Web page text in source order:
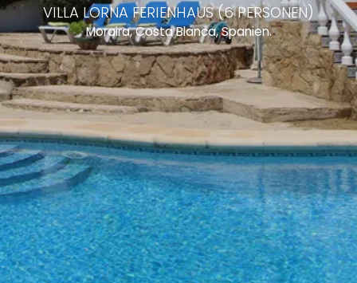
VILLA LORNA FERIENHAUS (6 PERSONEN)
Moraira, Costa Blanca, Spanien.